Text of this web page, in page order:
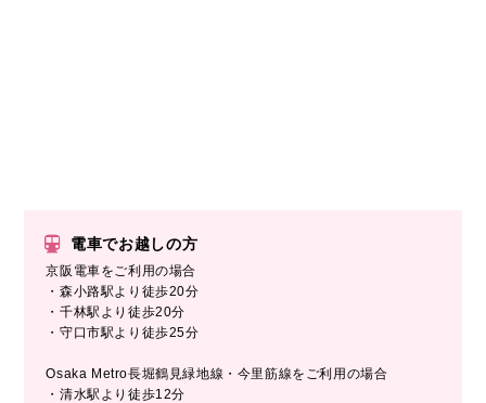
電車でお越しの方
京阪電車をご利用の場合
・森小路駅より徒歩20分
・千林駅より徒歩20分
・守口市駅より徒歩25分
Osaka Metro長堀鶴見緑地線・今里筋線をご利用の場合
・清水駅より徒歩12分